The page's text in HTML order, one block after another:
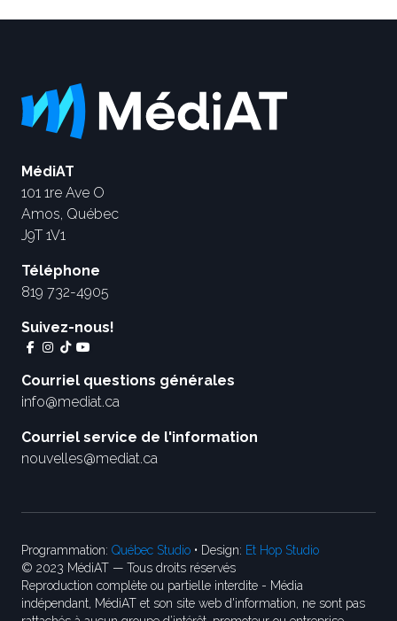
MédiAT
101 1re Ave O
Amos, Québec
J9T 1V1
Téléphone
819 732-4905
Suivez-nous!
Courriel questions générales
info@mediat.ca
Courriel service de l'information
nouvelles@mediat.ca
Programmation: Québec Studio • Design: Et Hop Studio
© 2023 MédiAT — Tous droits réservés
Reproduction complète ou partielle interdite - Média
indépendant, MédiAT et son site web d'information, ne sont pas